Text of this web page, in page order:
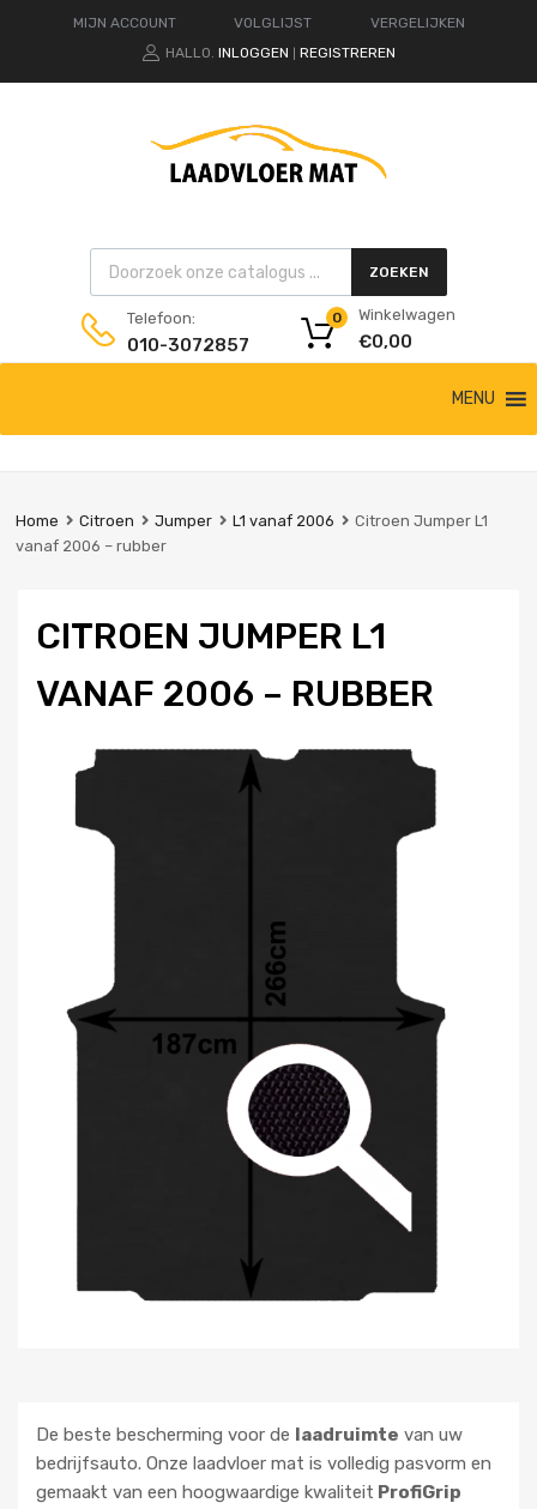
MIJN ACCOUNT VOLGLIJST
VERGELIJKEN
HALLO. INLOGGEN REGISTREREN
Products search ZOEKEN
Telefoon:
010-3072857
Winkelwagen
€0,00
0
de
MENU
Home Citroen Jumper L1 vanaf 2006
Citroen Jumper L1
vanaf 2006 – rubber
CITROEN JUMPER L1
VANAF 2006 – RUBBER
De beste bescherming voor de laadruimte van uw
bedrijfsauto. Onze laadvloer mat is volledig pasvorm en
gemaakt van een hoogwaardige kwaliteit ProfiGrip